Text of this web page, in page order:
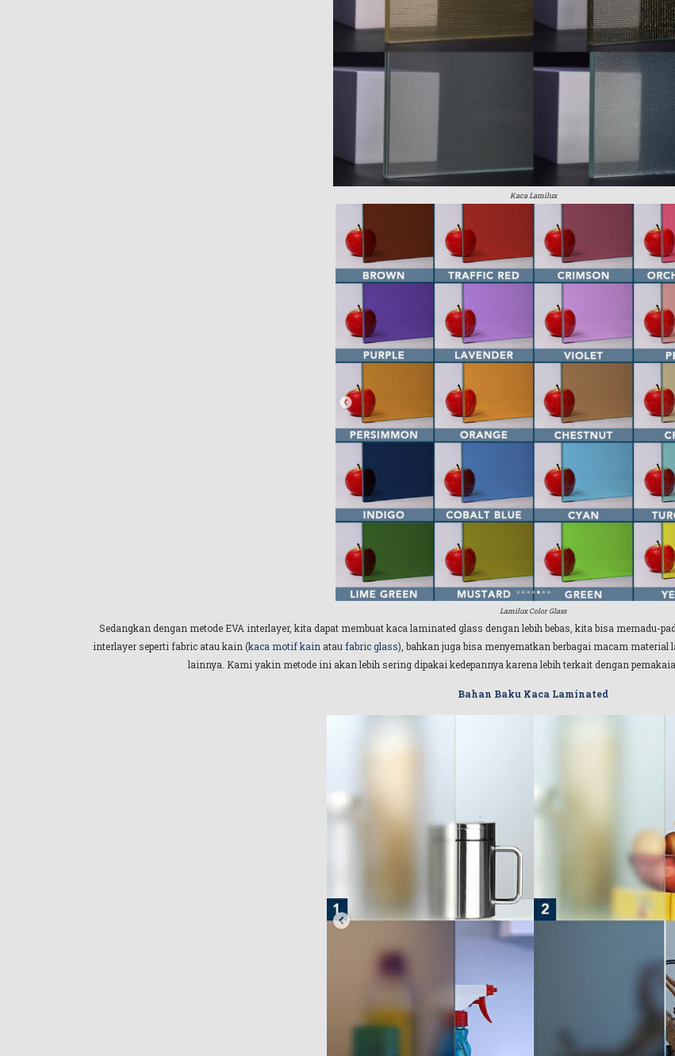
Kaca Lamilux
Lamilux Color Glass
Sedangkan dengan metode EVA interlayer, kita dapat membuat kaca laminated glass dengan lebih bebas, kita bisa memadu-
interlayer seperti fabric atau kain (kaca motif kain atau fabric glass), bahkan juga bisa menyematkan berbagai macam
lainnya. Kami yakin metode ini akan lebih sering dipakai kedepannya karena lebih terkait dengan
Bahan Baku Kaca Laminated